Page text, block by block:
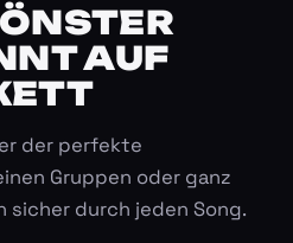
AUF
der perfekte
Gruppen oder ganz
sicher durch jeden Song.